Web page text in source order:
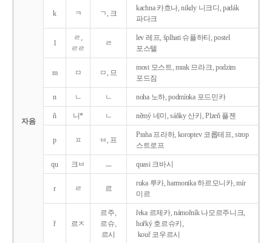
자음
k ㅋ ㄱ, 크
kachna 카흐나, nikdy 니크디, padák
파다크
l
ㄹ,
ㄹㄹ
ㄹ
lev 레프, šplhati 슈플하티, postel
포스텔
m ㅁ ㅁ, 므
most 모스트, mrak 므라크, podzim
포드짐
n ㄴ ㄴ noha 노하, podmínka 포드민카
ň 니* ㄴ němý 네미, sáňky 산키, Plzeň 플젠
p ㅍ ㅂ, 프
Praha 프라하, koroptev 코롭테프, strop
스트로프
qu 크ㅂ ㅡ quasi 크바시
r ㄹ 르
ruka 루카, harmonika 하르모니카, mír
미르
ř 르ㅈ
르주,
르슈,
르시
řeka 르제카, námořník 나모르주니크,
hořký 호르슈키,
kouř 코우르시